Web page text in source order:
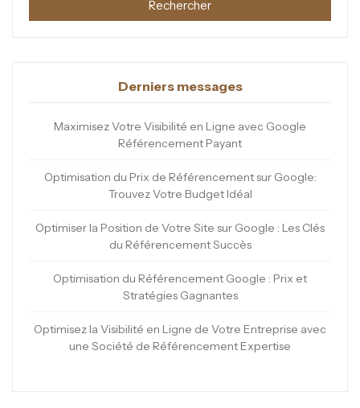
Rechercher
Derniers messages
Maximisez Votre Visibilité en Ligne avec Google
Référencement Payant
Optimisation du Prix de Référencement sur Google:
Trouvez Votre Budget Idéal
Optimiser la Position de Votre Site sur Google : Les Clés
du Référencement Succès
Optimisation du Référencement Google : Prix et
Stratégies Gagnantes
Optimisez la Visibilité en Ligne de Votre Entreprise avec
une Société de Référencement Expertise